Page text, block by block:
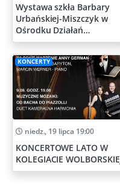
Wystawa szkła Barbary
Urbańskiej-Miszczyk w
Ośrodku Działań
Artystycznych
KONCERTY
niedz., 19 lipca 19:00
KONCERTOWE LATO W
KOLEGIACIE